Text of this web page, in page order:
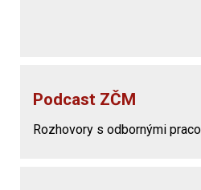
Podcast ZČM
Rozhovory s odbornými